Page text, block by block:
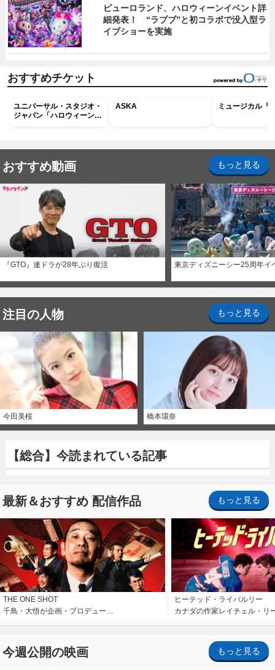
ピューロランド、ハロウィーンイベント詳
細発表！ “ラブブ”と初コラボで没入型ラ
イブショーを実施
おすすめチケット
ユニバーサル・スタジオ・
ジャパン「ハロウィーン・
ASKA ミュージカル『
おすすめ動画 もっと見る
『GTO』連ドラが28年ぶり復活 東京ディズニーシー25周年イ
注目の人物 もっと見る
今田美桜 橋本環奈
【総合】今読まれている記事
最新＆おすすめ 配信作品 もっと見る
THE ONE SHOT
千鳥・大悟が企画・プロデュー…
ヒーテッド・ライバルリー
カナダの作家レイチェル・リ
今週公開の映画 もっと見る